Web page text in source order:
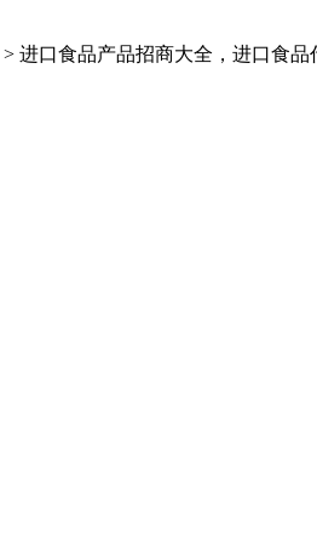
> 进口食品产品招商大全，进口食品